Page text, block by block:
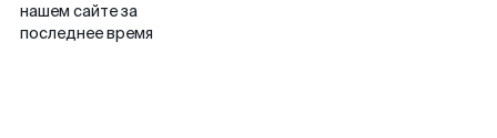
нашем сайте за
последнее время